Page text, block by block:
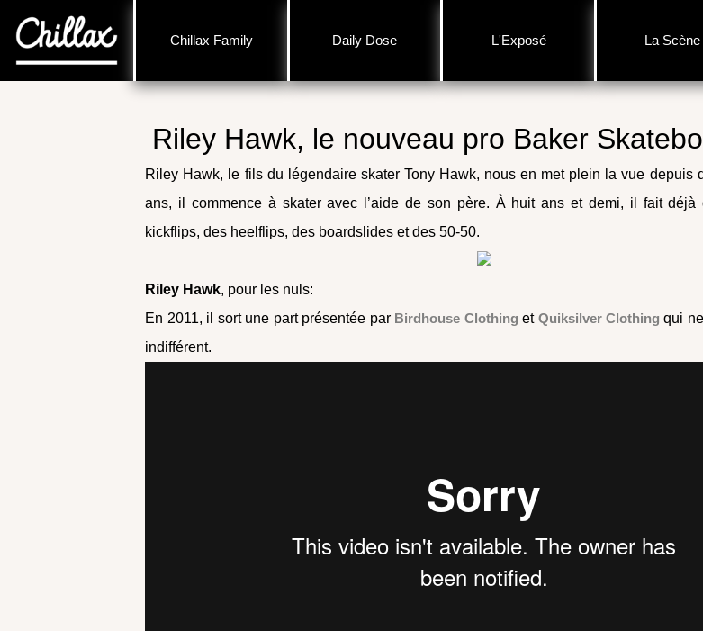
Chillax Family Daily Dose L'Exposé La Scène
Riley Hawk, le nouveau pro Baker
Riley Hawk, le fils du légendaire skater Tony Hawk, nous en met plein la vue depuis
ans, il commence à skater avec l’aide de son père. À huit ans et demi, il fait déjà
kickflips, des heelflips, des boardslides et des 50-50.
Riley Hawk, pour les nuls:
En 2011, il sort une part présentée par Birdhouse Clothing et Quiksilver Clothing qui
indifférent.